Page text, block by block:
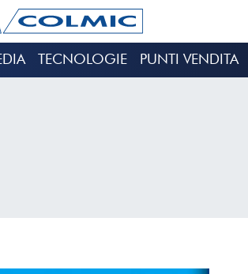
TECNOLOGIE PUNTI VENDITA